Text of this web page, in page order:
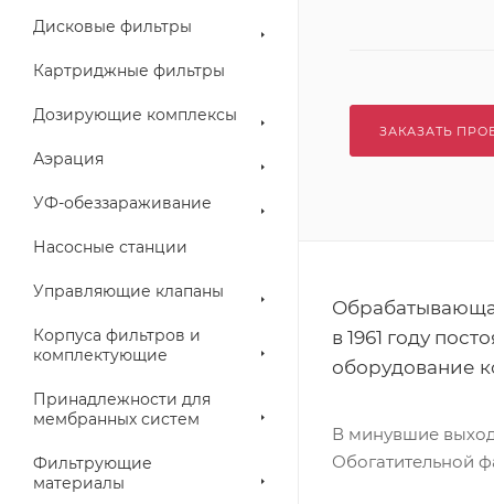
Дисковые фильтры
Картриджные фильтры
Дозирующие комплексы
Аэрация
УФ-обеззараживание
Насосные станции
Управляющие клапаны
Корпуса фильтров и
комплектующие
Принадлежности для
мембранных систем
Фильтрующие
материалы
ЗАКАЗАТЬ
в 1961 году
оборудование
В минувшие
Обогатительной